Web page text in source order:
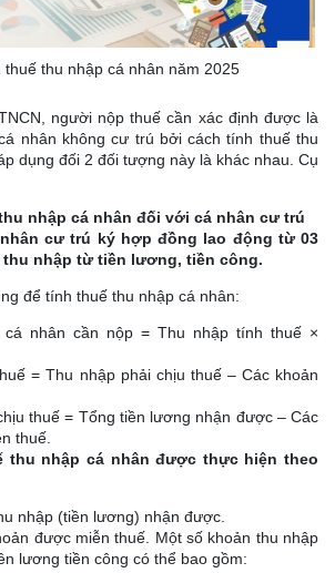
thuế thu nhập cá nhân năm 2025
người nộp thuế cần xác định được là
nhân không cư trú bởi cách tính thuế thu
dụng đối 2 đối tượng này là khác nhau. Cụ
nhập cá nhân đối với cá nhân cư trú
cư trú ký hợp đồng lao động từ 03
nhập từ tiền lương, tiền công.
để tính thuế thu nhập cá nhân:
cá nhân cần nộp = Thu nhập tính thuế ×
= Thu nhập phải chịu thuế – Các khoản
thuế = Tổng tiền lương nhận được – Các
thuế.
thu nhập cá nhân được thực hiện theo
nhập (tiền lương) nhận được.
được miễn thuế. Một số khoản thu nhập
lương tiền công có thể bao gồm: